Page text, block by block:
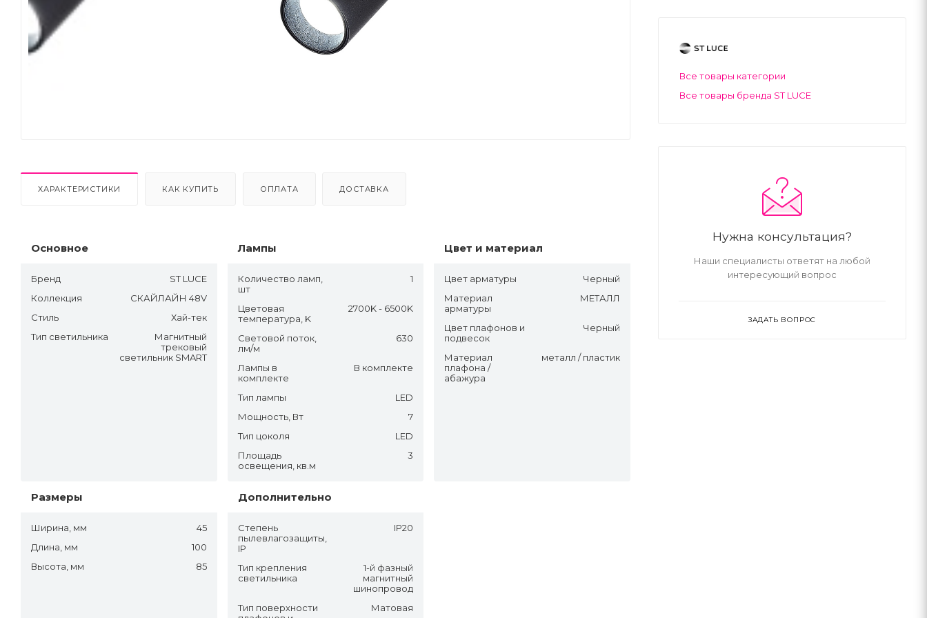
ХАРАКТЕРИСТИКИ КАК КУПИТЬ ОПЛАТА ДОСТАВКА
Основное
Бренд
ST LUCE
Коллекция
СКАЙЛАЙН 48V
Стиль
Хай-тек
Тип светильника
Магнитный
трековый
светильник SMART
Лампы
Количество ламп,
шт
1
Цветовая
температура, K
2700K - 6500K
Световой поток,
лм/м
630
Лампы в
комплекте
В комплекте
Тип лампы
LED
Мощность, Вт
7
Тип цоколя
LED
Площадь
освещения, кв.м
3
Цвет и материал
Цвет арматуры
Черный
Материал
арматуры
МЕТАЛЛ
Цвет плафонов и
подвесок
Черный
Материал
плафона /
абажура
металл / пластик
Размеры
Ширина, мм
45
Длина, мм
100
Высота, мм
85
Дополнительно
Степень
пылевлагозащиты,
IP
IP20
Тип крепления
светильника
1-й фазный
магнитный
шинопровод
Тип поверхности
Матовая
Все товары категории
Все товары бренда ST LUCE
Нужна консультация?
Наши специалисты ответят на любой
интересующий вопрос
ЗАДАТЬ ВОПРОС